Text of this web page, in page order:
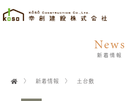
News
新着情報
〉 新着情報 〉 土台敷